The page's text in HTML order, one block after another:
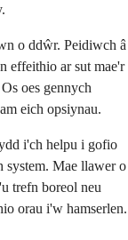
o ddŵr. Peidiwch â
effeithio ar sut mae'r
oes gennych
eich opsiynau.
i'ch helpu i gofio
system. Mae llawer o
trefn boreol neu
orau i'w hamserlen.